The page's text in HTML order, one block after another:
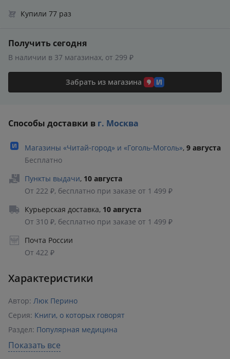
Купили 77 раз
Получить сегодня
В наличии в 37 магазинах, от 299 ₽
Забрать из магазина
Способы доставки в г. Москва
Магазины «Читай‑город» и «Гоголь‑Моголь», 9 августа
Бесплатно
Пункты выдачи, 10 августа
От 222 ₽, бесплатно при заказе от 1 499 ₽
Курьерская доставка, 10 августа
От 310 ₽, бесплатно при заказе от 1 499 ₽
Почта России
От 422 ₽
Характеристики
Автор: Люк Перино
Серия: Книги, о которых говорят
Раздел: Популярная медицина
Издательство:
Показать все